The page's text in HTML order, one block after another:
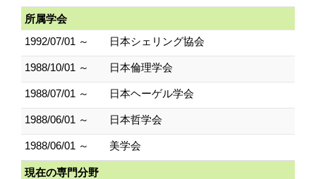
所属学会
1992/07/01 ～
日本シェリング協会
1988/10/01 ～ 日本倫理学会
1988/07/01 ～ 日本ヘーゲル学会
1988/06/01 ～ 日本哲学会
1988/06/01 ～ 美学会
現在の専門分野